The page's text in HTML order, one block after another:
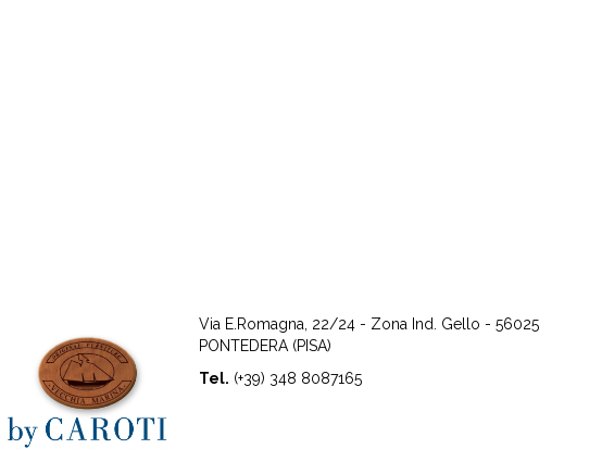
Via E.Romagna, 22/24 - Zona Ind. Gello - 56025
PONTEDERA (PISA)
Tel. (+39) 348 8087165